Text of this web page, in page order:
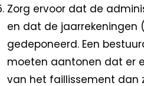
Zorg ervoor dat de
en dat de jaarrekeningen
gedeponeerd. Een
moeten aantonen dat er
van het faillissement dan